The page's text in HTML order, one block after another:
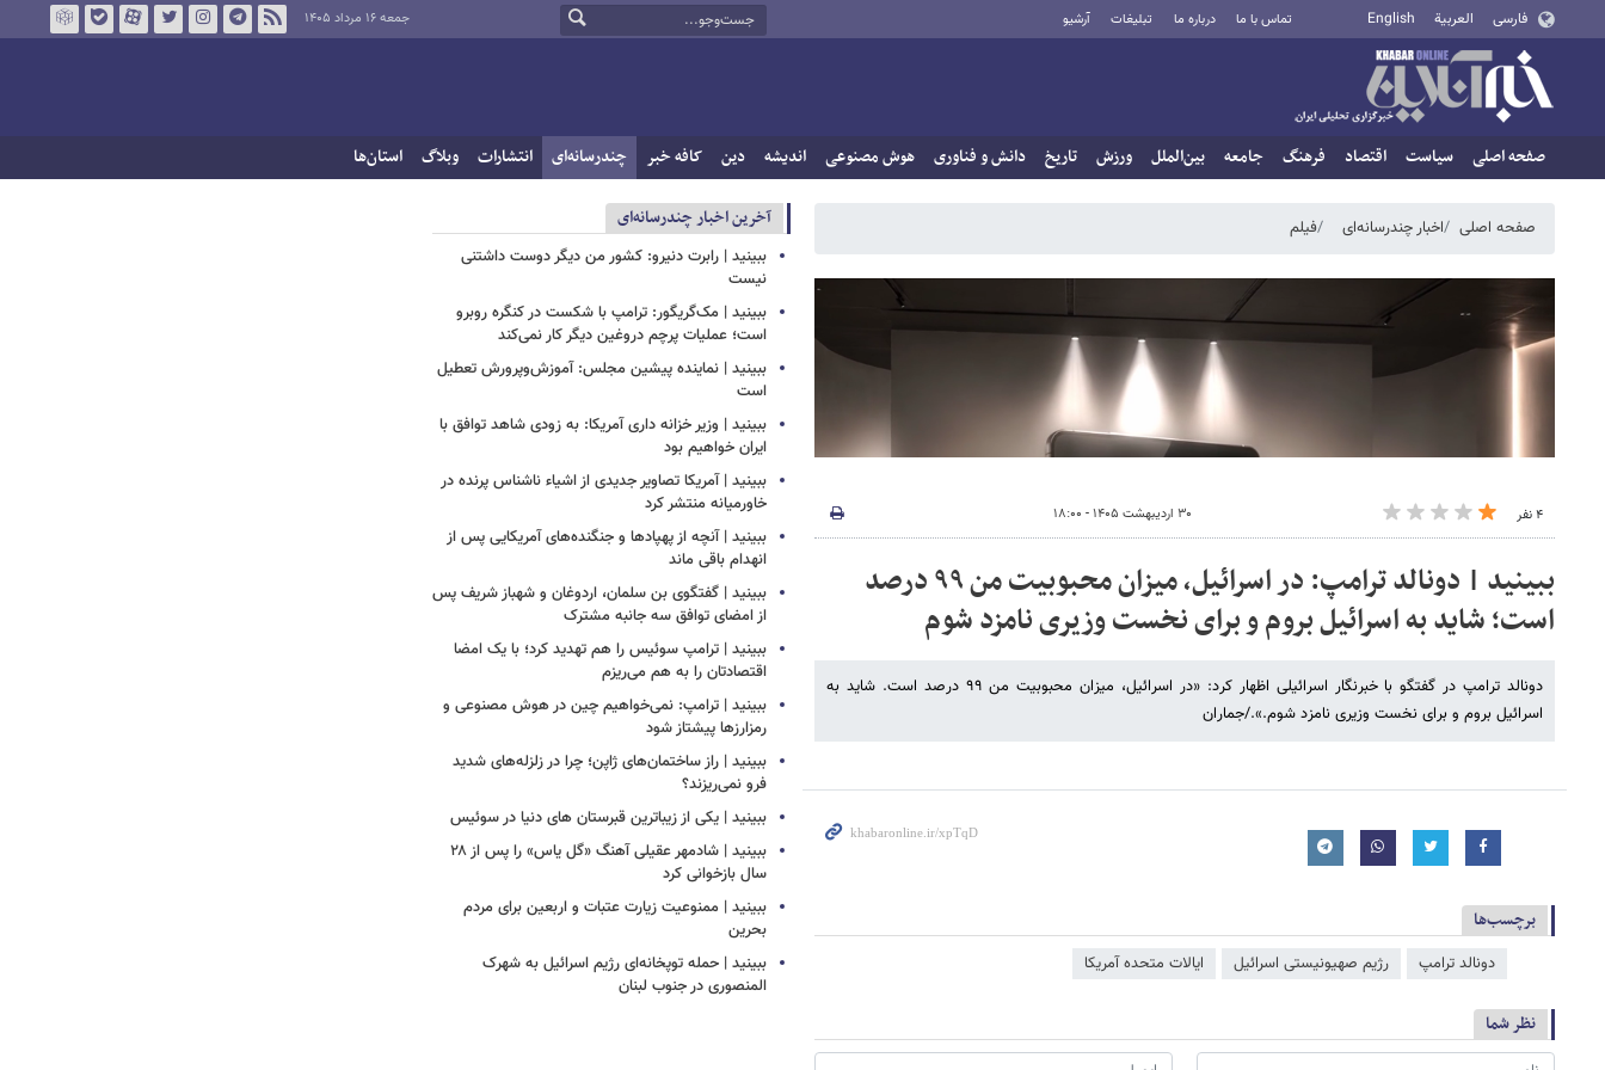
فارسی العربية English تماس با ما درباره ما تبلیغات آرشیو جمعه ۱۶ مرداد ۱۴۰۵
صفحه اصلی سیاست اقتصاد فرهنگ جامعه بین‌الملل ورزش تاریخ دانش و فناوری هوش مصنوعی اندیشه دین کافه خبر چندرسانه‌ای انتشارات وبلاگ استان‌ها
صفحه اصلی اخبار چندرسانه‌ای فیلم
۴ نفر ۳۰ اردیبهشت ۱۴۰۵ - ۱۸:۰۰
ببینید | دونالد ترامپ: در اسرائیل، میزان محبوبیت من ۹۹ درصد
است؛ شاید به اسرائیل بروم و برای نخست وزیری نامزد شوم
دونالد ترامپ در گفتگو با خبرنگار اسرائیلی اظهار کرد: «در اسرائیل، میزان محبوبیت من ۹۹ درصد است. شاید به
اسرائیل بروم و برای نخست وزیری نامزد شوم.»./جماران
برچسب‌ها
دونالد ترامپ رژیم صهیونیستی اسرائیل ایالات متحده آمریکا
نظر شما
آخرین اخبار چندرسانه‌ای
ببینید | رابرت دنیرو: کشور من دیگر دوست داشتنی
نیست
ببینید | مک‌گریگور: ترامپ با شکست در کنگره روبرو
است؛ عملیات پرچم دروغین دیگر کار نمی‌کند
ببینید | نماینده پیشین مجلس: آموزش‌وپرورش تعطیل
است
ببینید | وزیر خزانه داری آمریکا: به زودی شاهد توافق با
ایران خواهیم بود
ببینید | آمریکا تصاویر جدیدی از اشیاء ناشناس پرنده در
خاورمیانه منتشر کرد
ببینید | آنچه از پهپادها و جنگنده‌های آمریکایی پس از
انهدام باقی ماند
ببینید | گفتگوی بن سلمان، اردوغان و شهباز شریف پس
از امضای توافق سه جانبه مشترک
ببینید | ترامپ سوئیس را هم تهدید کرد؛ با یک امضا
اقتصادتان را به هم می‌ریزم
ببینید | ترامپ: نمی‌خواهیم چین در هوش مصنوعی و
رمزارزها پیشتاز شود
ببینید | راز ساختمان‌های ژاپن؛ چرا در زلزله‌های شدید
فرو نمی‌ریزند؟
ببینید | یکی از زیباترین قبرستان های دنیا در سوئیس
ببینید | شادمهر عقیلی آهنگ «گل یاس» را پس از ۲۸
سال بازخوانی کرد
ببینید | ممنوعیت زیارت عتبات و اربعین برای مردم
بحرین
ببینید | حمله توپخانه‌ای رژیم اسرائیل به شهرک
المنصوری در جنوب لبنان